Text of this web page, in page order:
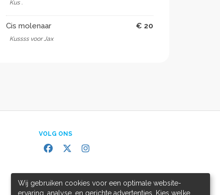
Kus .
Cis molenaar € 20
Kussss voor Jax
VOLG ONS
Wij gebruiken cookies voor een optimale website-
ervaring, analyse, en gerichte advertenties. Kies welke